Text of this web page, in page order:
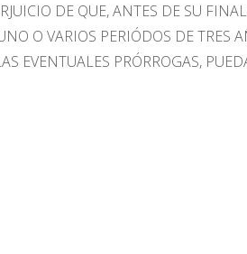
DE QUE, ANTES DE SU
O VARIOS PERIÓDOS DE TRES
EVENTUALES PRÓRROGAS,